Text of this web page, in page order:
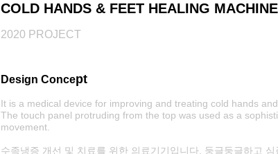
COLD HANDS & FEET HEALING MACHINE
2020 PROJECT
Design Concept
It is a medical device for improving and treating cold hands
The touch panel protruding from the top was used as a
movement.
수족냉증 개선 및 치료를 위한 의료기기입니다. 둥글둥글하고 심